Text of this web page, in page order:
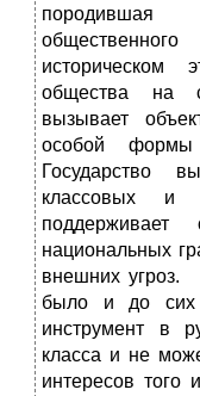
породившая
историческом
общества на
вызывает
особой формы
Государство
классовых и
национальных
внешних
было и до сих
инструмент в
класса и не
интересов того